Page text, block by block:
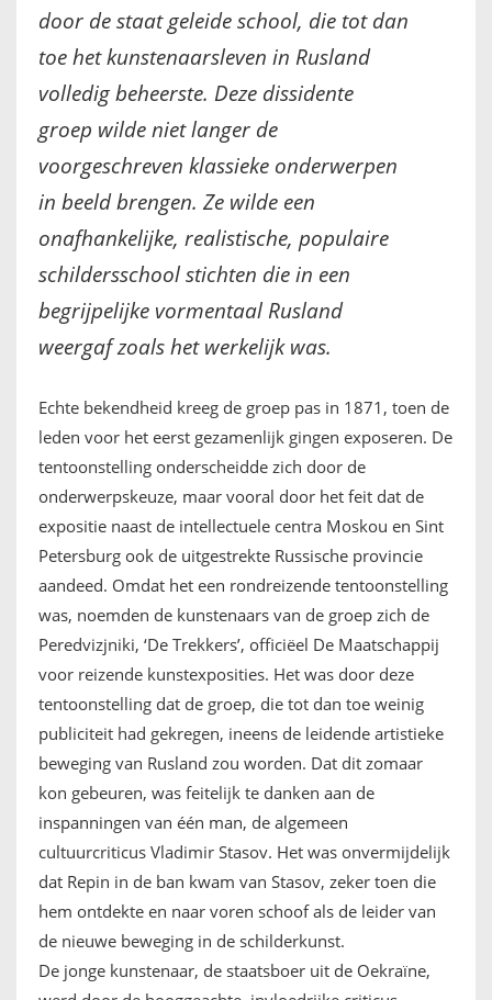
door de staat geleide school, die tot dan
toe het kunstenaarsleven in Rusland
volledig beheerste. Deze dissidente
groep wilde niet langer de
voorgeschreven klassieke onderwerpen
in beeld brengen. Ze wilde een
onafhankelijke, realistische, populaire
schildersschool stichten die in een
begrijpelijke vormentaal Rusland
weergaf zoals het werkelijk was.
Echte bekendheid kreeg de groep pas in 1871, toen de
leden voor het eerst gezamenlijk gingen exposeren. De
tentoonstelling onderscheidde zich door de
onderwerpskeuze, maar vooral door het feit dat de
expositie naast de intellectuele centra Moskou en Sint
Petersburg ook de uitgestrekte Russische provincie
aandeed. Omdat het een rondreizende tentoonstelling
was, noemden de kunstenaars van de groep zich de
Peredvizjniki, ‘De Trekkers’, officiëel De Maatschappij
voor reizende kunstexposities. Het was door deze
tentoonstelling dat de groep, die tot dan toe weinig
publiciteit had gekregen, ineens de leidende artistieke
beweging van Rusland zou worden. Dat dit zomaar
kon gebeuren, was feitelijk te danken aan de
inspanningen van één man, de algemeen
cultuurcriticus Vladimir Stasov. Het was onvermijdelijk
dat Repin in de ban kwam van Stasov, zeker toen die
hem ontdekte en naar voren schoof als de leider van
de nieuwe beweging in de schilderkunst.
De jonge kunstenaar, de staatsboer uit de Oekraïne,